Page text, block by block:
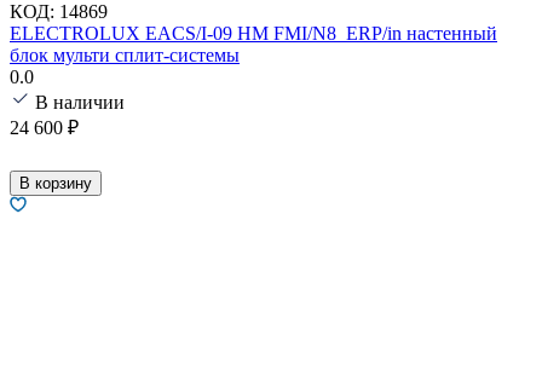
КОД: 14869
ELECTROLUX EACS/I-09 HM FMI/N8_ERP/in настенный
блок мульти сплит-системы
0.0
В наличии
24 600 ₽
В корзину